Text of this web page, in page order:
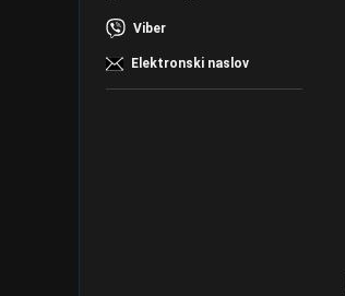
Viber
Elektronski naslov